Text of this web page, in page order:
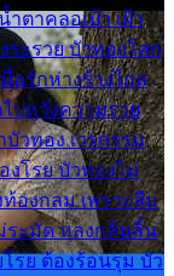
ำตาคลอเบ้า เฝ้า
ะรวย บัวทองโศก
อรักห่างร้างไกล
ปหวังความรวย
วทอง เวรกรรม
งโรย บัวทองไม่
องกลม เพราะลืม
ระมัด หลงกลิ่นลิ้น
รย ต้องร้อนรุม บัว